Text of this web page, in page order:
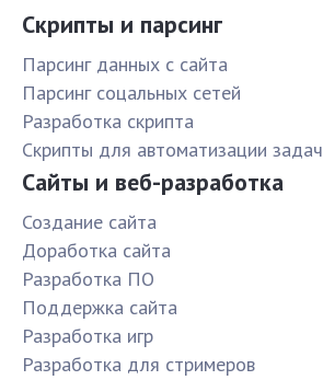
Скрипты и парсинг
Парсинг данных с сайта
Парсинг соцальных сетей
Разработка скрипта
Скрипты для автоматизации задач
Сайты и веб-разработка
Создание сайта
Доработка сайта
Разработка ПО
Поддержка сайта
Разработка игр
Разработка для стримеров